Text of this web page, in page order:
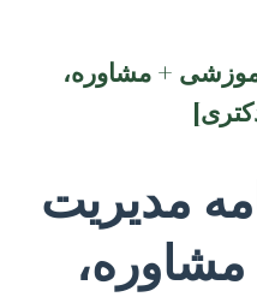
آموزشی + مشاوره،
مدیریت